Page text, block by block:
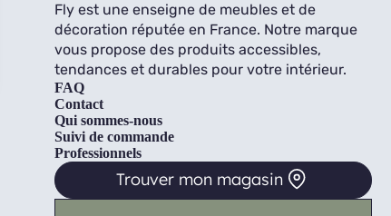
Fly est une enseigne de meubles et de
décoration réputée en France. Notre marque
vous propose des produits accessibles,
tendances et durables pour votre intérieur.
FAQ
Contact
Qui sommes-nous
Suivi de commande
Professionnels
Trouver mon magasin